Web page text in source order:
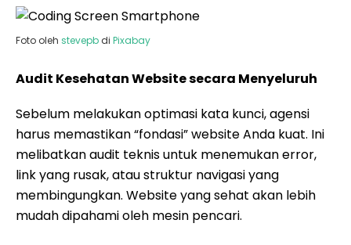
Foto oleh stevepb di Pixabay
Audit Kesehatan Website secara Menyeluruh
Sebelum melakukan optimasi kata kunci, agensi
harus memastikan “fondasi” website Anda kuat. Ini
melibatkan audit teknis untuk menemukan error,
link yang rusak, atau struktur navigasi yang
membingungkan. Website yang sehat akan lebih
mudah dipahami oleh mesin pencari.